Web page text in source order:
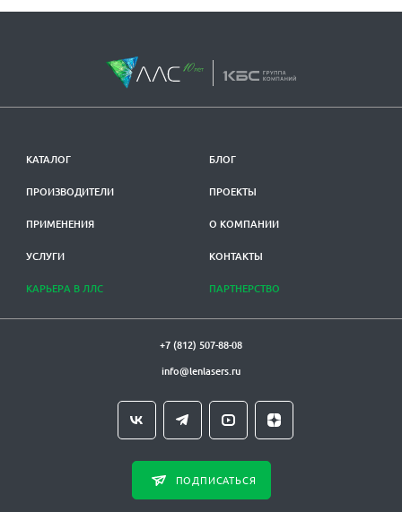
КАТАЛОГ
ПРОИЗВОДИТЕЛИ
ПРИМЕНЕНИЯ
УСЛУГИ
КАРЬЕРА В ЛЛС
БЛОГ
ПРОЕКТЫ
О КОМПАНИИ
КОНТАКТЫ
ПАРТНЕРСТВО
+7 (812) 507-88-08
info@lenlasers.ru
ПОДПИСАТЬСЯ